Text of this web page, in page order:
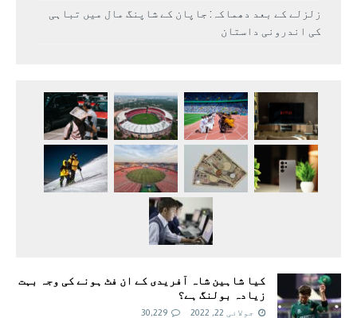
زلزلے کے بعد دھماکہ: جاپان کے شاپنگ مال میں تباہی
کی اندرونی داستان
کیا شاہین شاہ آفریدی کے ان فٹ ہونے کی وجہ بہت
زیادہ بولنگ ہے؟
جولائی 22, 2022 30,229